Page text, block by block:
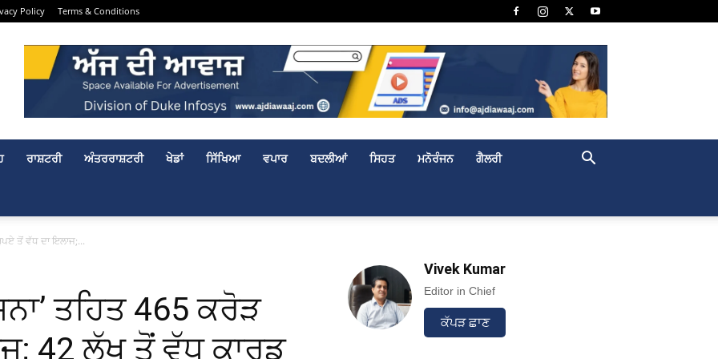
Policy Terms & Conditions
ਰਾਸ਼ਟਰੀ ਅੰਤਰਰਾਸ਼ਟਰੀ ਖੇਡਾਂ ਸਿੱਖਿਆ ਵਪਾਰ ਬਦਲੀਆਂ ਸਿਹਤ ਮਨੋਰੰਜਨ ਗੈਲਰੀ
ਤੋਂ ਵੱਧ ਦਾ ਇਲਾਜ;...
ਤਹਿਤ 465 ਕਰੋੜ
42 ਲੱਖ ਤੋਂ ਵੱਧ ਕਾਰਡ
Vivek Kumar
Editor in Chief
ਕੱਪੜ ਛਾਣ